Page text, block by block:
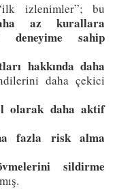
izlenimler”; bu
az kurallara
sahip
hakkında daha
daha çekici
olarak daha aktif
fazla risk alma
sildirme